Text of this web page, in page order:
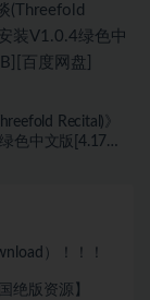
Recital)》
色中文版[4.17
）！！！
绝版资源】